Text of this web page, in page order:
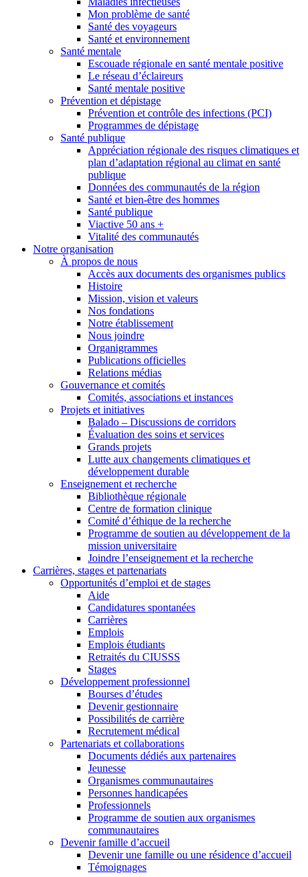
Mon problème de santé
Santé des voyageurs
Santé et environnement
Santé mentale
Escouade régionale en santé mentale positive
Le réseau d’éclaireurs
Santé mentale positive
Prévention et dépistage
Prévention et contrôle des infections (PCI)
Programmes de dépistage
Santé publique
Appréciation régionale des risques climatiques et
plan d’adaptation régional au climat en santé
publique
Données des communautés de la région
Santé et bien-être des hommes
Santé publique
Viactive 50 ans +
Vitalité des communautés
Notre organisation
À propos de nous
Accès aux documents des organismes publics
Histoire
Mission, vision et valeurs
Nos fondations
Notre établissement
Nous joindre
Organigrammes
Publications officielles
Relations médias
Gouvernance et comités
Comités, associations et instances
Projets et initiatives
Balado – Discussions de corridors
Évaluation des soins et services
Grands projets
Lutte aux changements climatiques et
développement durable
Enseignement et recherche
Bibliothèque régionale
Centre de formation clinique
Comité d’éthique de la recherche
Programme de soutien au développement de la
mission universitaire
Joindre l’enseignement et la recherche
Carrières, stages et partenariats
Opportunités d’emploi et de stages
Aide
Candidatures spontanées
Carrières
Emplois
Emplois étudiants
Retraités du CIUSSS
Stages
Développement professionnel
Bourses d’études
Devenir gestionnaire
Possibilités de carrière
Recrutement médical
Partenariats et collaborations
Documents dédiés aux partenaires
Jeunesse
Organismes communautaires
Personnes handicapées
Professionnels
Programme de soutien aux organismes
communautaires
Devenir famille d’accueil
Devenir une famille ou une résidence d’accueil
Témoignages